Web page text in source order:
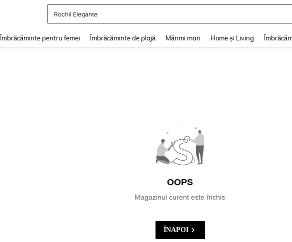
Rochii Elegante
Îmbrăcăminte pentru femei Îmbrăcăminte de plajă Mărimi mari Home și Living
OOPS
Magazinul curent este închis
ÎNAPOI